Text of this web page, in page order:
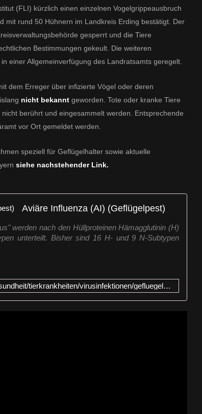
(FLI) kürzlich einen einzelnen Vogelgrippeausbruch
mit rund 50 Hühnern im Landkreis Erding bestätigt. Der
gesperrt und die Tiere
Bestimmungen gekeult. Die weiteren
einer Allgemeinverfügung des Landratsamts geregelt.
dem Erreger über infizierte Vögel oder deren
nicht bekannt geworden. Tote oder kranke Tiere
berührt und eingesammelt werden. Entsprechende
vor Ort gemeldet werden.
speziell für Geflügelhalter sowie aktuelle
siehe nachstehender Link.
Aviäre Influenza (AI) (Geflügelpest)
werden nach den Hüllproteinen Hämagglutinin (H)
unterteilt. Bisher sind 16 H- und 9 N-Subtypen
https://www.lgl.bayern.de/tiergesundheit/tierkrankheiten/virusinfektionen/gefluegelpest/